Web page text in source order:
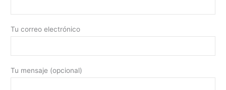
Tu correo electrónico
Tu mensaje (opcional)